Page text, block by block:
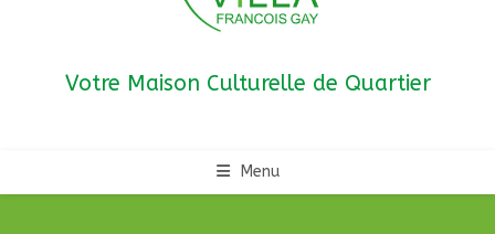
Votre Maison Culturelle de Quartier
Menu